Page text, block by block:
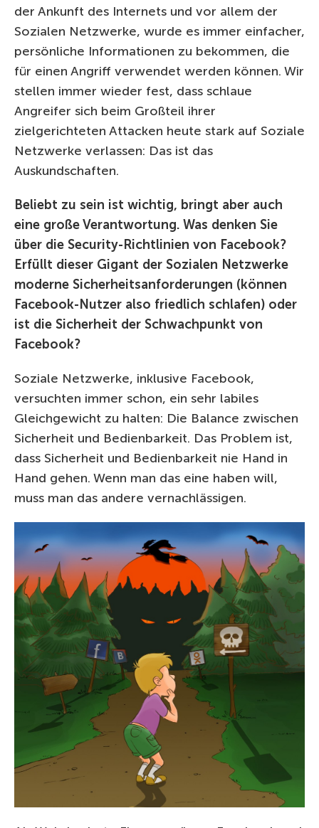
der Ankunft des Internets und vor allem der
Sozialen Netzwerke, wurde es immer einfacher,
persönliche Informationen zu bekommen, die
für einen Angriff verwendet werden können. Wir
stellen immer wieder fest, dass schlaue
Angreifer sich beim Großteil ihrer
zielgerichteten Attacken heute stark auf Soziale
Netzwerke verlassen: Das ist das
Auskundschaften.
Beliebt zu sein ist wichtig, bringt aber auch
eine große Verantwortung. Was denken Sie
über die Security-Richtlinien von Facebook?
Erfüllt dieser Gigant der Sozialen Netzwerke
moderne Sicherheitsanforderungen (können
Facebook-Nutzer also friedlich schlafen) oder
ist die Sicherheit der Schwachpunkt von
Facebook?
Soziale Netzwerke, inklusive Facebook,
versuchten immer schon, ein sehr labiles
Gleichgewicht zu halten: Die Balance zwischen
Sicherheit und Bedienbarkeit. Das Problem ist,
dass Sicherheit und Bedienbarkeit nie Hand in
Hand gehen. Wenn man das eine haben will,
muss man das andere vernachlässigen.